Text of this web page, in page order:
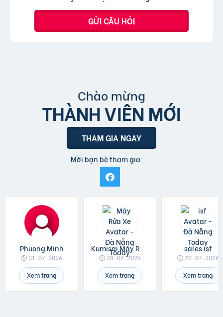
GỬI CÂU HỎI
Chào mừng
THÀNH VIÊN MỚI
THAM GIA NGAY
Mời bạn bè tham gia:
Phuong Minh
31-07-2026
Xem trang
Kumisai Máy Rửa Xe
28-07-2026
Xem trang
sales isf
22-07-2026
Xem trang